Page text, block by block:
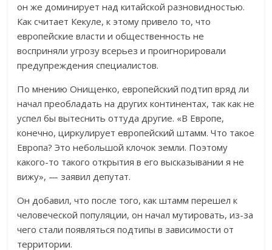
он же доминирует над китайской разновидностью.
Как считает Кекуле, к этому привело то, что
европейские власти и общественность не
восприняли угрозу всерьез и проигнорировали
предупреждения специалистов.
По мнению Онищенко, европейский подтип вряд ли
начал преобладать на других континентах, так как не
успел бы вытеснить оттуда другие. «В Европе,
конечно, циркулирует европейский штамм. Что такое
Европа? Это небольшой клочок земли. Поэтому
какого-то такого открытия в его высказывании я не
вижу», — заявил депутат.
Он добавил, что после того, как штамм перешел к
человеческой популяции, он начал мутировать, из-за
чего стали появляться подтипы в зависимости от
территории.